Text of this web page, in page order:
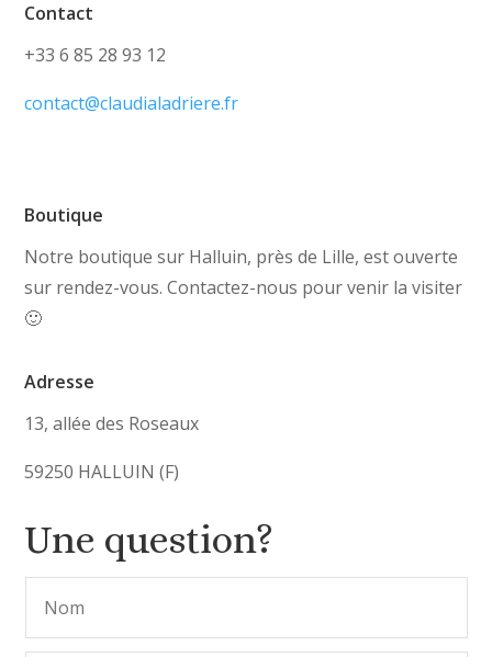
Contact
+33 6 85 28 93 12
contact@claudialadriere.fr
Boutique
Notre boutique sur Halluin, près de Lille, est ouverte
sur rendez-vous. Contactez-nous pour venir la visiter
🙂
Adresse
13, allée des Roseaux
59250 HALLUIN (F)
Une question?